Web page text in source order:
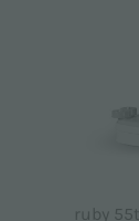
ruby 55t